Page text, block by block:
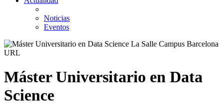
Noticias
Eventos
Máster Universitario en Data
Science